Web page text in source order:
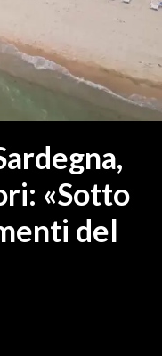
«Sotto
del